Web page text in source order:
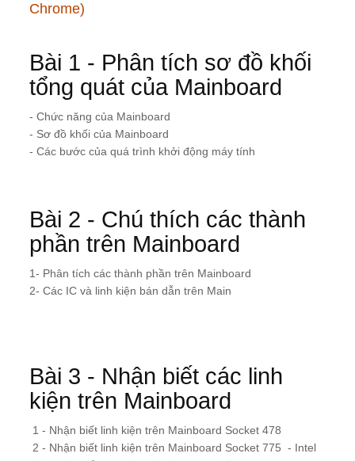
Chrome)
Bài 1 - Phân tích sơ đồ khối
tổng quát của Mainboard
- Chức năng của Mainboard
- Sơ đồ khối của Mainboard
- Các bước của quá trình khởi động máy tính
Bài 2 - Chú thích các thành
phần trên Mainboard
1- Phân tích các thành phần trên Mainboard
2- Các IC và linh kiện bán dẫn trên Main
Bài 3 - Nhận biết các linh
kiện trên Mainboard
1 - Nhận biết linh kiện trên Mainboard Socket 478
2 - Nhận biết linh kiện trên Mainboard Socket 775 - Intel